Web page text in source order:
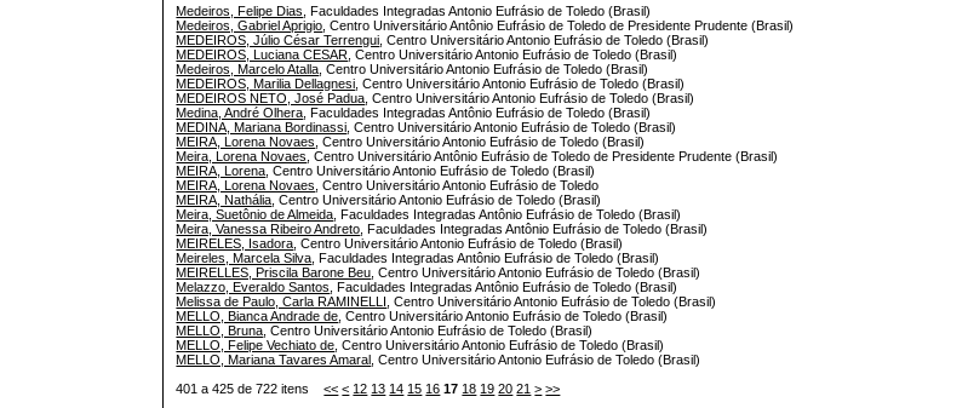
Medeiros, Felipe Dias
, Faculdades Integradas Antonio Eufrásio de Toledo (Brasil)
Medeiros, Gabriel Aprigio , Centro Universitário Antônio Eufrásio de Toledo de Presidente Prudente (Brasil)
MEDEIROS, Júlio César Terrengui , Centro Universitário Antonio Eufrásio de Toledo (Brasil)
MEDEIROS, Luciana CESAR , Centro Universitário Antonio Eufrásio de Toledo (Brasil)
Medeiros, Marcelo Atalla , Centro Universitário Antonio Eufrásio de Toledo (Brasil)
MEDEIROS, Marilia Dellagnesi , Centro Universitário Antonio Eufrásio de Toledo (Brasil)
MEDEIROS NETO, José Padua , Centro Universitário Antonio Eufrásio de Toledo (Brasil)
Medina, André Olhera , Faculdades Integradas Antônio Eufrásio de Toledo (Brasil)
MEDINA, Mariana Bordinassi , Centro Universitário Antonio Eufrásio de Toledo (Brasil)
MEIRA, Lorena Novaes , Centro Universitário Antonio Eufrásio de Toledo (Brasil)
Meira, Lorena Novaes , Centro Universitário Antônio Eufrásio de Toledo de Presidente Prudente (Brasil)
MEIRA, Lorena , Centro Universitário Antonio Eufrásio de Toledo (Brasil)
MEIRA, Lorena Novaes , Centro Universitário Antonio Eufrásio de Toledo
MEIRA, Nathália , Centro Universitário Antonio Eufrásio de Toledo (Brasil)
Meira, Suetônio de Almeida , Faculdades Integradas Antônio Eufrásio de Toledo (Brasil)
Meira, Vanessa Ribeiro Andreto , Faculdades Integradas Antônio Eufrásio de Toledo (Brasil)
MEIRELES, Isadora , Centro Universitário Antonio Eufrásio de Toledo (Brasil)
Meireles, Marcela Silva , Faculdades Integradas Antônio Eufrásio de Toledo (Brasil)
MEIRELLES, Priscila Barone Beu , Centro Universitário Antonio Eufrásio de Toledo (Brasil)
Melazzo, Everaldo Santos
, Faculdades Integradas Antônio Eufrásio de Toledo (Brasil)
Melissa de Paulo, Carla RAMINELLI
, Centro Universitário Antonio Eufrásio de Toledo (Brasil)
MELLO, Bianca Andrade de , Centro Universitário Antonio Eufrásio de Toledo (Brasil)
MELLO, Bruna , Centro Universitário Antonio Eufrásio de Toledo (Brasil)
MELLO, Felipe Vechiato de , Centro Universitário Antonio Eufrásio de Toledo (Brasil)
MELLO, Mariana Tavares Amaral
, Centro Universitário Antonio Eufrásio de Toledo (Brasil)
401 a 425 de 722 itens<< < 12 13 14 15 16 17 18 19 20 21 > >>